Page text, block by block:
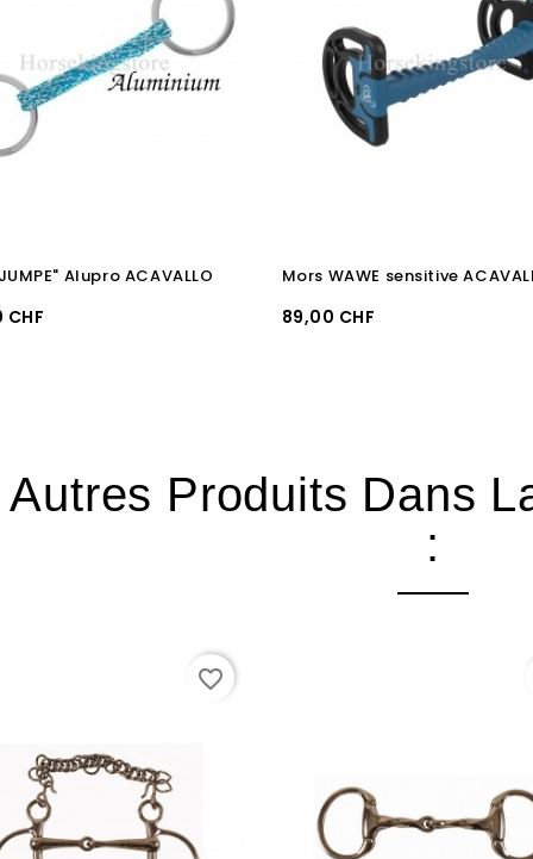
Alupro ACAVALLO
CHF
Mors WAWE sensitive
Prix
89,00 CHF
Autres Produits Dans
:
favorite_border